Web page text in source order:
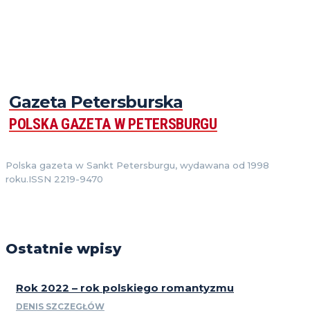
Gazeta Petersburska
POLSKA GAZETA W PETERSBURGU
Polska gazeta w Sankt Petersburgu, wydawana od 1998
roku.ISSN 2219-9470
Ostatnie wpisy
Rok 2022 – rok polskiego romantyzmu
DENIS SZCZEGŁÓW